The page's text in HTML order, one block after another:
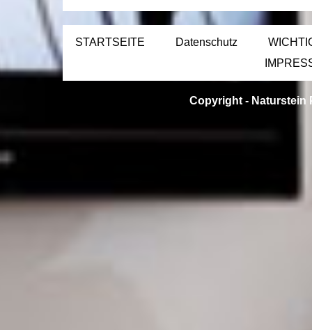
STARTSEITE Datenschutz
Copyright - Naturstein